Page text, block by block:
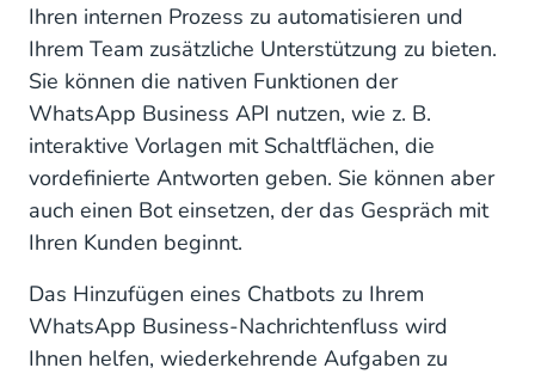
Ihren internen Prozess zu automatisieren und
Ihrem Team zusätzliche Unterstützung zu bieten.
Sie können die nativen Funktionen der
WhatsApp Business API nutzen, wie z. B.
interaktive Vorlagen mit Schaltflächen, die
vordefinierte Antworten geben. Sie können aber
auch einen Bot einsetzen, der das Gespräch mit
Ihren Kunden beginnt.
Das Hinzufügen eines Chatbots zu Ihrem
WhatsApp Business-Nachrichtenfluss wird
Ihnen helfen, wiederkehrende Aufgaben zu